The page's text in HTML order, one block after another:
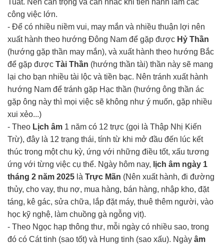
công việc lớn.
- Để có nhiều niềm vui, may mắn và nhiều thuận lợi nên
xuất hành theo hướng Đông Nam để gặp được Hỷ Thần
(hướng gặp thần may mắn), và xuất hành theo hướng Bắc
để gặp được Tài Thần (hướng thần tài) thần này sẽ mang
lại cho bạn nhiều tài lộc và tiền bạc. Nên tránh xuất hành
hướng Nam để tránh gặp Hạc thần (hướng ông thần ác
gặp ông này thì mọi việc sẽ không như ý muốn, gặp nhiều
xui xẻo...)
- Theo Lịch âm 1 năm có 12 trực (gọi là Thập Nhị Kiến
Trừ), đây là 12 trạng thái, tính từ khi mở đầu đến lúc kết
thúc trong một chu kỳ, ứng với những điều tốt, xấu tương
ứng với từng việc cụ thể. Ngày hôm nay, lịch âm ngày 1
tháng 2 năm 2025 là Trực Mãn (Nên xuất hành, đi đường
thủy, cho vay, thu nợ, mua hàng, bán hàng, nhập kho, đặt
táng, kê gác, sửa chữa, lắp đặt máy, thuê thêm người, vào
học kỹ nghệ, làm chuồng gà ngỗng vịt).
- Theo Ngọc hạp thông thư, mỗi ngày có nhiều sao, trong
đó có Cát tinh (sao tốt) và Hung tinh (sao xấu). Ngày âm